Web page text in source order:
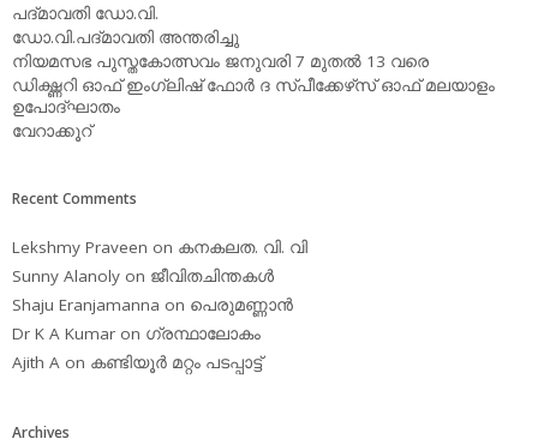
പദ്മാവതി ഡോ.വി.
ഡോ.വി.പദ്മാവതി അന്തരിച്ചു
നിയമസഭ പുസ്തകോത്സവം ജനുവരി 7 മുതല്‍ 13 വരെ
ഡിക്ഷ്ണറി ഓഫ് ഇംഗ്ലിഷ് ഫോര്‍ ദ സ്പീക്കേഴ്‌സ് ഓഫ് മലയാളം
ഉപോദ്ഘാതം
വേറാക്കൂറ്
Recent Comments
Lekshmy Praveen on കനകലത. വി. വി
Sunny Alanoly on ജീവിതചിന്തകള്‍
Shaju Eranjamanna on പെരുമണ്ണാന്‍
Dr K A Kumar on ഗ്രന്ഥാലോകം
Ajith A on കണ്ടിയൂര്‍ മറ്റം പടപ്പാട്ട്‌
Archives